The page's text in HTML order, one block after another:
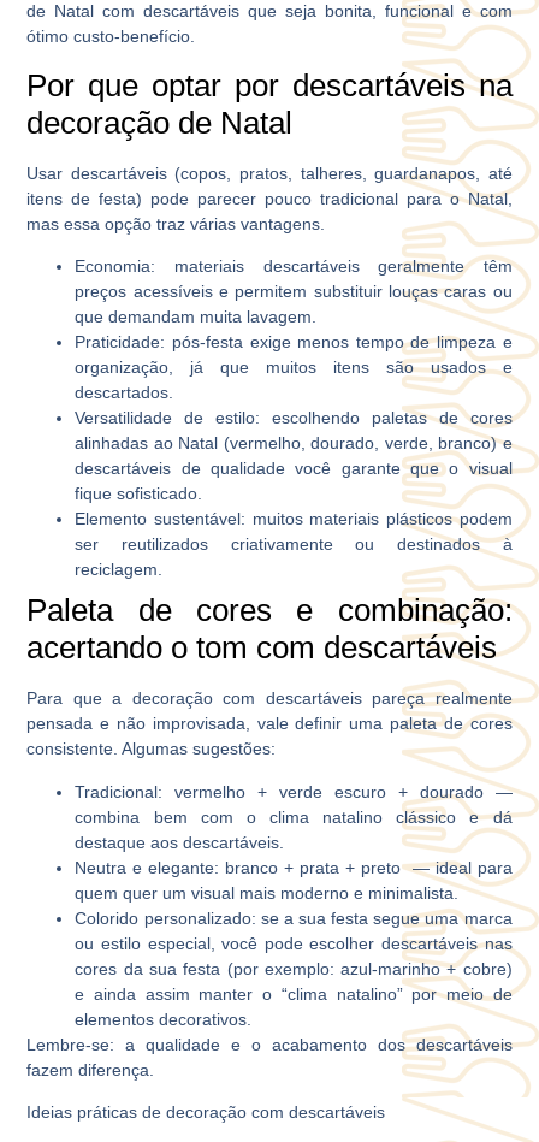
de Natal com descartáveis que seja bonita, funcional e com
ótimo custo-benefício.
Por que optar por descartáveis na
decoração de Natal
Usar descartáveis (copos, pratos, talheres, guardanapos, até
itens de festa) pode parecer pouco tradicional para o Natal,
mas essa opção traz várias vantagens.
Economia: materiais descartáveis geralmente têm
preços acessíveis e permitem substituir louças caras ou
que demandam muita lavagem.
Praticidade: pós-festa exige menos tempo de limpeza e
organização, já que muitos itens são usados e
descartados.
Versatilidade de estilo: escolhendo paletas de cores
alinhadas ao Natal (vermelho, dourado, verde, branco) e
descartáveis de qualidade você garante que o visual
fique sofisticado.
Elemento sustentável: muitos materiais plásticos podem
ser reutilizados criativamente ou destinados à
reciclagem.
Paleta de cores e combinação:
acertando o tom com descartáveis
Para que a decoração com descartáveis pareça realmente
pensada e não improvisada, vale definir uma paleta de cores
consistente. Algumas sugestões:
Tradicional: vermelho + verde escuro + dourado —
combina bem com o clima natalino clássico e dá
destaque aos descartáveis.
Neutra e elegante: branco + prata + preto — ideal para
quem quer um visual mais moderno e minimalista.
Colorido personalizado: se a sua festa segue uma marca
ou estilo especial, você pode escolher descartáveis nas
cores da sua festa (por exemplo: azul-marinho + cobre)
e ainda assim manter o “clima natalino” por meio de
elementos decorativos.
Lembre-se: a qualidade e o acabamento dos descartáveis
fazem diferença.
Ideias práticas de decoração com descartáveis